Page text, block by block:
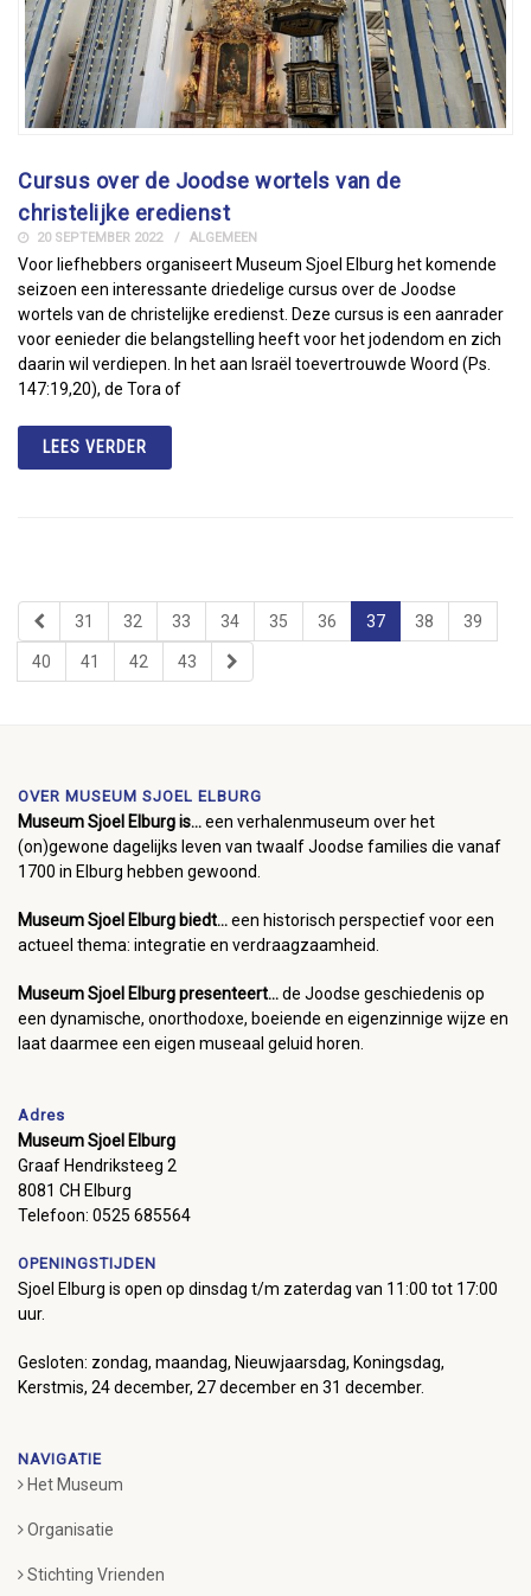
Cursus over de Joodse wortels van de
christelijke eredienst
20 SEPTEMBER 2022 ALGEMEEN
Voor liefhebbers organiseert Museum Sjoel Elburg het komende
seizoen een interessante driedelige cursus over de Joodse
wortels van de christelijke eredienst. Deze cursus is een aanrader
voor eenieder die belangstelling heeft voor het jodendom en zich
daarin wil verdiepen. In het aan Israël toevertrouwde Woord (Ps.
147:19,20), de Tora of
LEES VERDER
31 32 33 34 35 36 37 38 39
40 41 42 43
OVER MUSEUM SJOEL ELBURG
Museum Sjoel Elburg is...een verhalenmuseum over het
(on)gewone dagelijks leven van twaalf Joodse families die vanaf
1700 in Elburg hebben gewoond.
Museum Sjoel Elburg biedt...een historisch perspectief voor een
actueel thema: integratie en verdraagzaamheid.
Museum Sjoel Elburg presenteert...de Joodse geschiedenis op
een dynamische, onorthodoxe, boeiende en eigenzinnige wijze en
laat daarmee een eigen museaal geluid horen.
Adres
Museum Sjoel Elburg
Graaf Hendriksteeg 2
8081 CH Elburg
Telefoon: 0525 685564
OPENINGSTIJDEN
Sjoel Elburg is open op dinsdag t/m zaterdag van 11:00 tot 17:00
uur.
Gesloten: zondag, maandag, Nieuwjaarsdag, Koningsdag,
Kerstmis, 24 december, 27 december en 31 december.
NAVIGATIE
Het Museum
Organisatie
Stichting Vrienden